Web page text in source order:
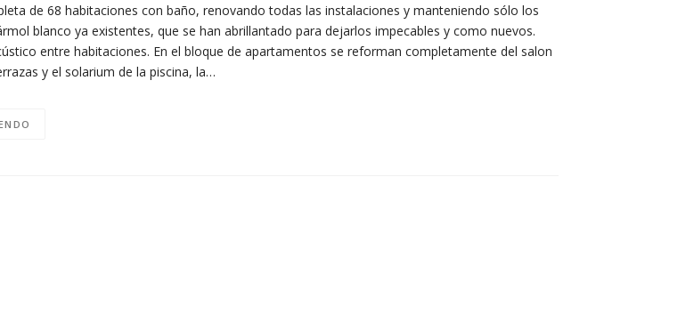
de 68 habitaciones con baño, renovando todas las instalaciones y manteniendo sólo los
blanco ya existentes, que se han abrillantado para dejarlos impecables y como nuevos.
entre habitaciones. En el bloque de apartamentos se reforman completamente del salon
y el solarium de la piscina, la…